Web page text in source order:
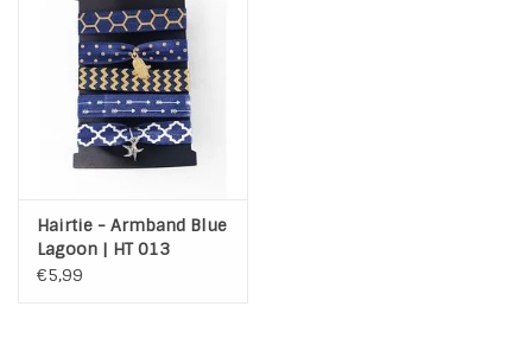
Hairtie - Armband Blue
Lagoon | HT 013
€5,99